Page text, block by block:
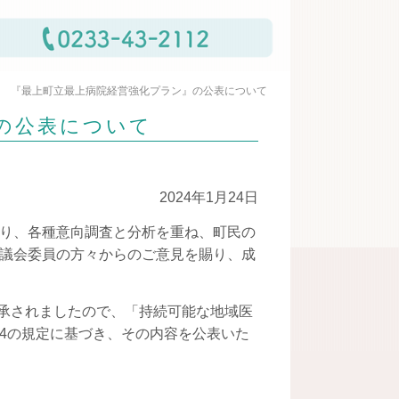
『最上町立最上病院経営強化プラン』の公表について
公表について
2024年1月24日
、各種意向調査と分析を重ね、町民の
会委員の方々からのご意見を賜り、成
されましたので、「持続可能な地域医
規定に基づき、その内容を公表いた